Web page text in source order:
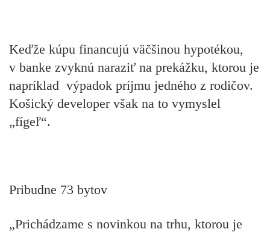
Keďže kúpu financujú väčšinou hypotékou,
v banke zvyknú naraziť na prekážku, ktorou je
napríklad výpadok príjmu jedného z rodičov.
Košický developer však na to vymyslel
„fígeľ“.
Pribudne 73 bytov
„Prichádzame s novinkou na trhu, ktorou je